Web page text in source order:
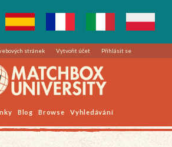
stránek Vytvořit účet Přihlásit se
Blog Browse Vyhledávání